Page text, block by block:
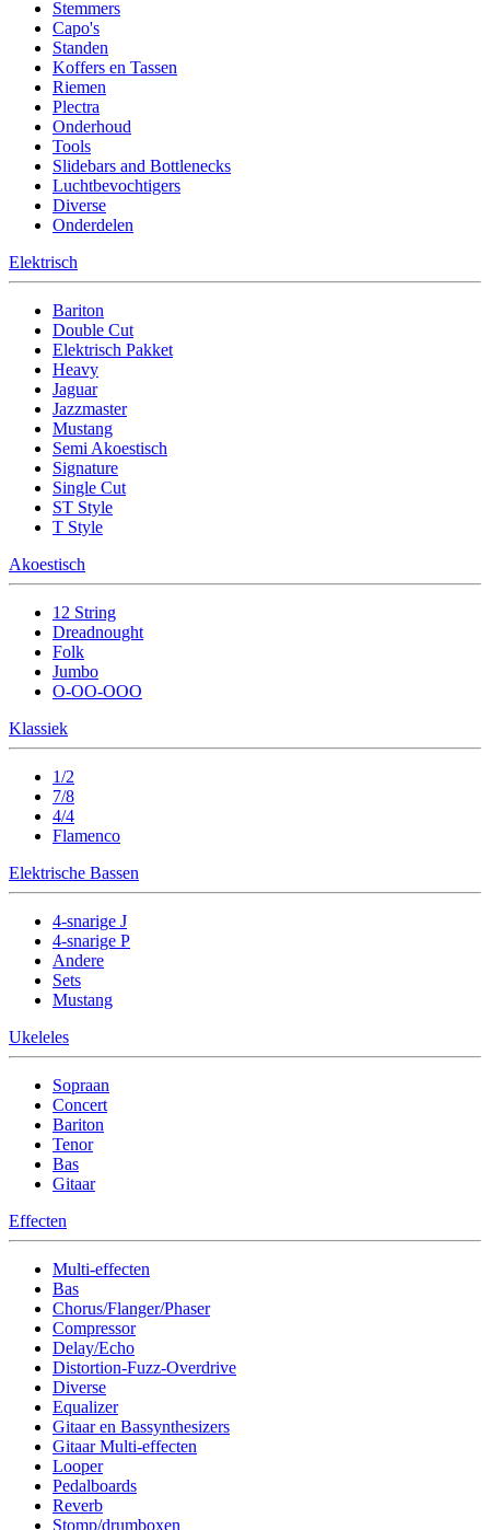
Stemmers
Capo's
Standen
Koffers en Tassen
Riemen
Plectra
Onderhoud
Tools
Slidebars and Bottlenecks
Luchtbevochtigers
Diverse
Onderdelen
Elektrisch
Bariton
Double Cut
Elektrisch Pakket
Heavy
Jaguar
Jazzmaster
Mustang
Semi Akoestisch
Signature
Single Cut
ST Style
T Style
Akoestisch
12 String
Dreadnought
Folk
Jumbo
O-OO-OOO
Klassiek
1/2
7/8
4/4
Flamenco
Elektrische Bassen
4-snarige J
4-snarige P
Andere
Sets
Mustang
Ukeleles
Sopraan
Concert
Bariton
Tenor
Bas
Gitaar
Effecten
Multi-effecten
Bas
Chorus/Flanger/Phaser
Compressor
Delay/Echo
Distortion-Fuzz-Overdrive
Diverse
Equalizer
Gitaar en Bassynthesizers
Gitaar Multi-effecten
Looper
Pedalboards
Reverb
Stomp/drumboxen